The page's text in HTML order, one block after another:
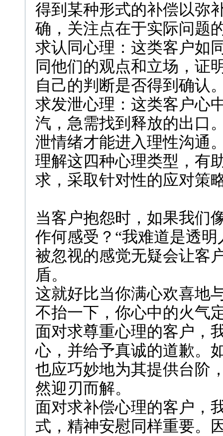
得到某种形式的补偿以弥
确，关注点在于实际问题
求认同心理：这类客户如
同他们的观点和立场，证
自己的判断是否得到确认
求发泄心理：这类客户心
汽，急需找到释放的出口
泄情绪才能进入理性沟通
理解这四种心理类型，有
求，采取针对性的应对策
当客户抱怨时，如果我们
作何感受？“我难道是透
被忽视的感觉无疑会让客
盾。
这就好比当你满心欢喜地
不抬一下，你心中的火气
面对求尊重心理的客户，
心，并给予真诚的道歉。
也应巧妙地为其提供台阶
然迎刃而解。
面对求补偿心理的客户，
式，精神安慰同样重要。